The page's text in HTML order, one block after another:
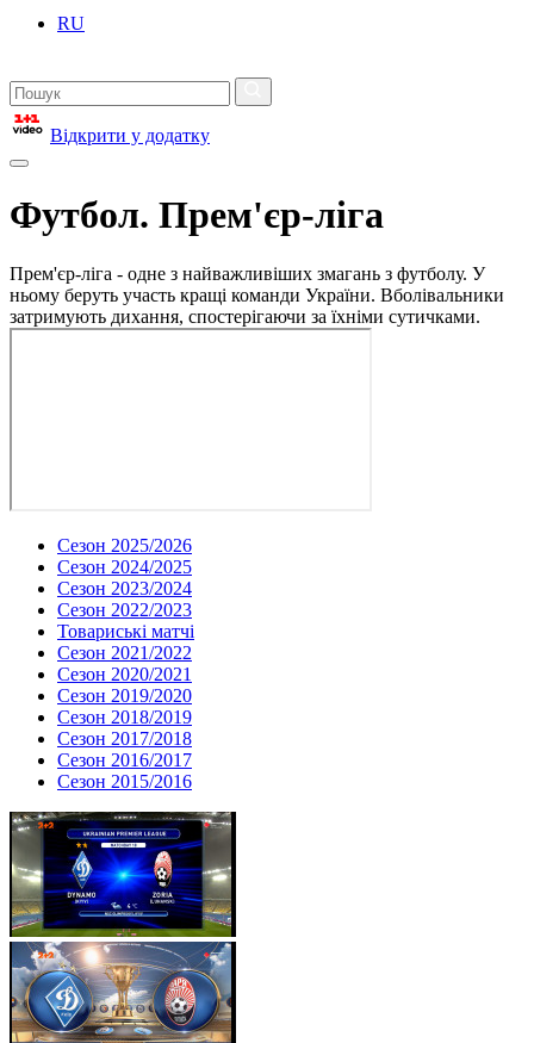
RU
Відкрити у додатку
Футбол. Прем'єр-ліга
Прем'єр-ліга - одне з найважливіших змагань з футболу. У
ньому беруть участь кращі команди України. Вболівальники
затримують дихання, спостерігаючи за їхніми сутичками.
Сезон 2025/2026
Сезон 2024/2025
Сезон 2023/2024
Сезон 2022/2023
Товариські матчі
Сезон 2021/2022
Сезон 2020/2021
Сезон 2019/2020
Сезон 2018/2019
Сезон 2017/2018
Сезон 2016/2017
Сезон 2015/2016